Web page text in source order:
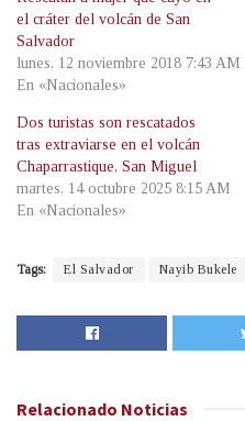
el cráter del volcán de San
Salvador
lunes, 12 noviembre 2018 7:43 AM
En «Nacionales»
Dos turistas son rescatados
tras extraviarse en el volcán
Chaparrastique, San Miguel
martes, 14 octubre 2025 8:15 AM
En «Nacionales»
Tags: El Salvador Nayib Bukele
Relacionado Noticias